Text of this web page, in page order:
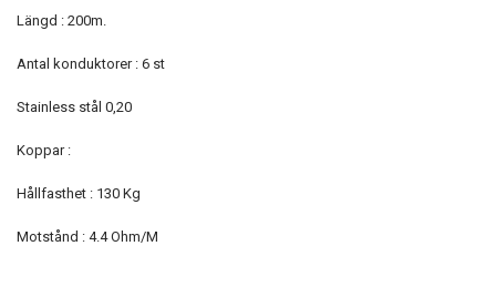
Längd : 200m.
Antal konduktorer : 6 st
Stainless stål 0,20
Koppar :
Hållfasthet : 130 Kg
Motstånd : 4.4 Ohm/M